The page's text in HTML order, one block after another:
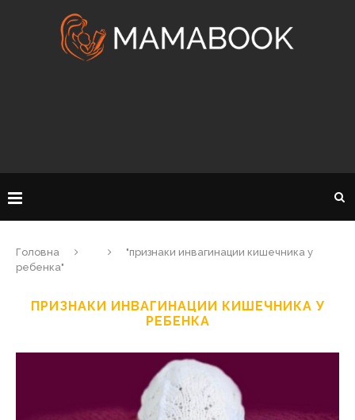
Головна
"признаки инвагинации кишечника у
ребенка"
ПРИЗНАКИ ИНВАГИНАЦИИ КИШЕЧНИКА У
РЕБЕНКА